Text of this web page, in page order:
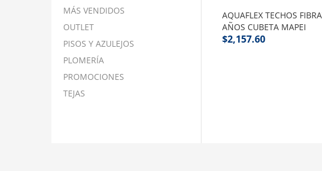
MÁS VENDIDOS
OUTLET
PISOS Y AZULEJOS
PLOMERÍA
PROMOCIONES
TEJAS
AQUAFLEX TECHOS
AÑOS CUBETA MAPEI
$2,157.60